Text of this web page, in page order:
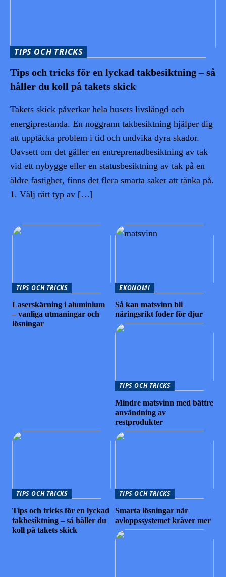
TIPS OCH TRICKS
Tips och tricks för en lyckad takbesiktning – så
håller du koll på takets skick
Takets skick påverkar hela husets livslängd och
energiprestanda. En noggrann takbesiktning hjälper dig
att upptäcka problem i tid och undvika dyra skador.
Oavsett om det gäller en entreprenadbesiktning av tak
vid ett nybygge eller en statusbesiktning av tak på en
äldre fastighet, finns det flera smarta saker att tänka på.
1. Välj rätt typ av […]
TIPS OCH TRICKS
Laserskärning i aluminium
– vanliga utmaningar och
lösningar
EKONOMI
Så kan matsvinn bli
näringsrikt foder för djur
TIPS OCH TRICKS
Mindre matsvinn med bättre
användning av
restprodukter
TIPS OCH TRICKS
Tips och tricks för en lyckad
takbesiktning – så håller du
koll på takets skick
TIPS OCH TRICKS
Smarta lösningar när
avloppssystemet kräver mer